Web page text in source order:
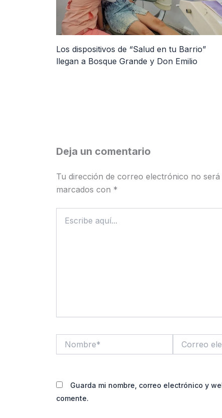
Los dispositivos de “Salud en tu Barrio”
llegan a Bosque Grande y Don Emilio
Deja un comentario
Tu dirección de correo electrónico no será
marcados con *
aquí...
electrónico*
Guarda mi nombre, correo electrónico y
comente.